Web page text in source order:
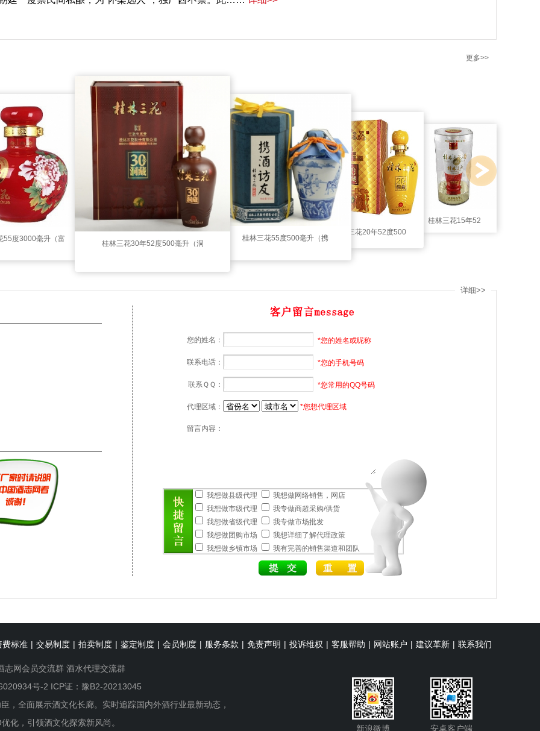
更多>>
55度3000毫升（富
贵牡丹坛）
桂林三花30年52度500毫升（洞
桂林三花55度500毫升（携
酒访友青花瓷
桂林三花20年52度500
桂林三花15年52
详细>>
您的姓名： *您的姓名或昵称
联系电话： *您的手机号码
联系ＱＱ： *您常用的QQ号码
代理区域： *您想代理区域
留言内容：
我想做县级代理
我想做网络销售，网店
我想做市级代理
我专做商超采购/供货
我想做省级代理
我专做市场批发
我想做团购市场
我想详细了解代理政策
我想做乡镇市场
我有完善的销售渠道和团队
费标准 | 交易制度 | 拍卖制度 | 鉴定制度 | 会员制度 | 服务条款 | 免责声明 | 投诉维权 | 客服帮助 | 网站账户 | 建议革新 | 联系我们
志网会员交流群 酒水代理交流群
号-2 ICP证：豫B2-20213045
，全面展示酒文化长廊。实时追踪国内外酒行业最新动态，
化，引领酒文化探索新风尚。
新浪微博 安卓客户端